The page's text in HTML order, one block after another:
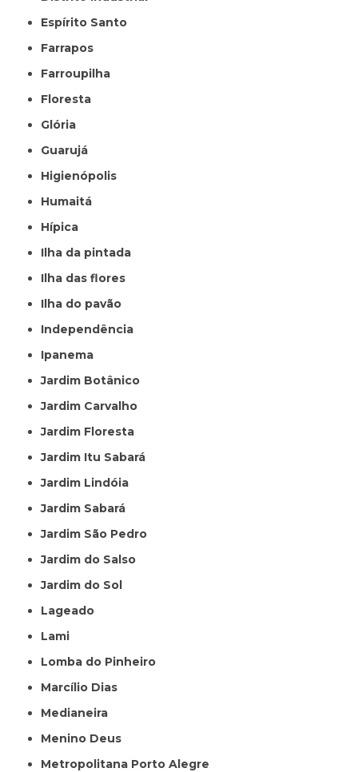
Espírito Santo
Farrapos
Farroupilha
Floresta
Glória
Guarujá
Higienópolis
Humaitá
Hípica
Ilha da pintada
Ilha das flores
Ilha do pavão
Independência
Ipanema
Jardim Botânico
Jardim Carvalho
Jardim Floresta
Jardim Itu Sabará
Jardim Lindóia
Jardim Sabará
Jardim São Pedro
Jardim do Salso
Jardim do Sol
Lageado
Lami
Lomba do Pinheiro
Marcílio Dias
Medianeira
Menino Deus
Metropolitana Porto Alegre